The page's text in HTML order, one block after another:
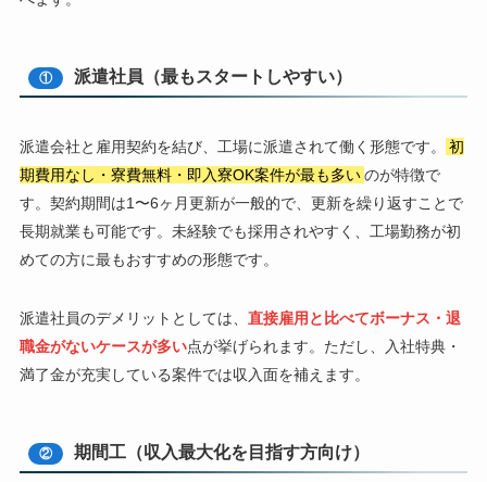
① 派遣社員（最もスタートしやすい）
派遣会社と雇用契約を結び、工場に派遣されて働く形態です。
初
期費用なし・寮費無料・即入寮OK案件が最も多いのが特徴で
す。契約期間は1〜6ヶ月更新が一般的で、更新を繰り返すことで
長期就業も可能です。未経験でも採用されやすく、工場勤務が初
めての方に最もおすすめの形態です。
派遣社員のデメリットとしては、 直接雇用と比べてボーナス・退
職金がないケースが多い点が挙げられます。ただし、入社特典・
満了金が充実している案件では収入面を補えます。
② 期間工（収入最大化を目指す方向け）